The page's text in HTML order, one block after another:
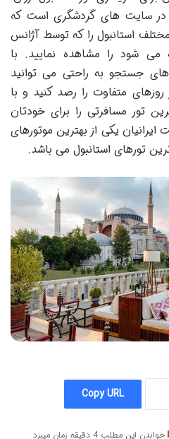
در سایت های گردشگری است که
استانبول را که توسط آژانس
شود را مشاهده نمایید. با
جستجو به راحتی می توانید
روزهای متفاوت را رصد کنید و با
تور مسافرتی را برای خودتان
یکی از بهترین موتورهای
تورهای استانبول می باشد.
Copy URL
خواندن این مطلب 4 دقیقه زمان میبرد